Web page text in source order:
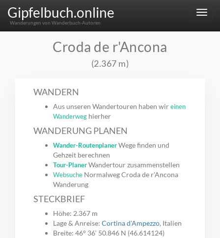
Menu
Gipfelbuch.online
Wanderungen von Wanderbuch-Autoren
Croda de r'Ancona
(2.367 m)
WANDERN
Aus unseren Wandertouren haben wireinen
Wanderweg hierher
WANDERUNG PLANEN
Wander-RoutenplanerWege finden und
Gehzeit berechnen
Tour-PlanerWandertour zusammenstellen
Websuche Normalweg Croda de r'Ancona
Wanderung
STECKBRIEF
Höhe: 2.367 m
Lage & Anreise:Cortina d'Ampezzo, Italien
Breite: 46° 36‘ 50.846 N (46.614124)